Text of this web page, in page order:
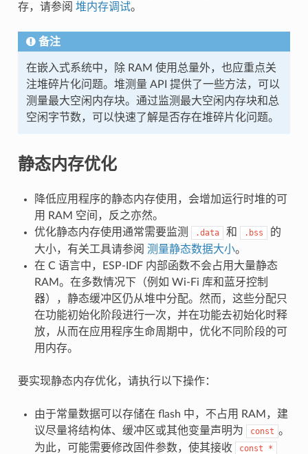
存，请参阅 堆内存调试。
备注
在嵌入式系统中，除 RAM 使用总量外，也应重点关
注堆碎片化问题。堆测量 API 提供了一些方法，可以
测量最大空闲内存块。通过监测最大空闲内存块和总
空闲字节数，可以快速了解是否存在堆碎片化问题。
静态内存优化
降低应用程序的静态内存使用，会增加运行时堆的可
用 RAM 空间，反之亦然。
优化静态内存使用通常需要监测
.data 和 .bss
的
大小，有关工具请参阅 测量静态数据大小。
在 C 语言中，ESP-IDF 内部函数不会占用大量静态
RAM。在多数情况下（例如 Wi-Fi 库和蓝牙控制
器），静态缓冲区仍从堆中分配。然而，这些分配只
在功能初始化阶段进行一次，并在功能去初始化时释
放，从而在应用程序生命周期中，优化不同阶段的可
用内存。
要实现静态内存优化，请执行以下操作：
由于常量数据可以存储在 flash 中，不占用 RAM，建
议尽量将结构体、缓冲区或其他变量声明为
const 。
为此，可能需要修改固件参数，使其接收
const *